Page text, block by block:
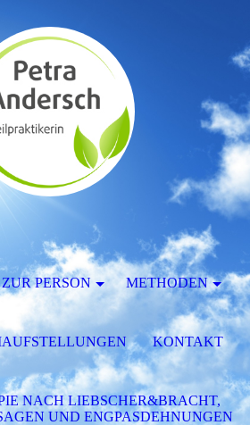
ZUR PERSON METHODEN
KONTAKT
NACH LIEBSCHER&BRACHT,
UND ENGPASDEHNUNGEN